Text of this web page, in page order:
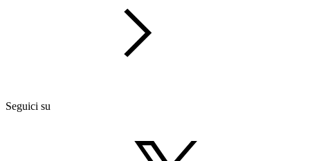
Seguici su